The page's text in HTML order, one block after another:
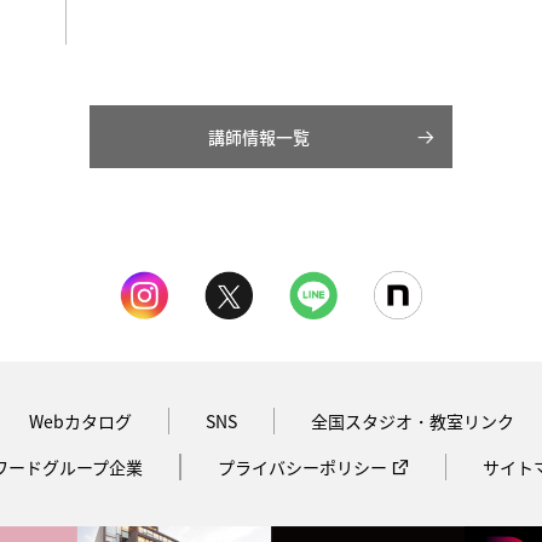
講師情報一覧
Webカタログ SNS
全国スタジオ・教室リンク
ードグループ企業
プライバシーポリシー サイト